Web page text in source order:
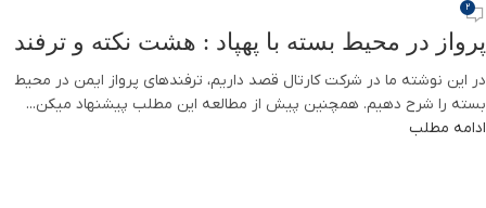
2
پرواز در محیط بسته با پهپاد : هشت نکته و ترفند
در این نوشته ما در شرکت کارتال قصد داریم، ترفندهای پرواز ایمن در محیط
بسته را شرح دهیم. همچنین پیش از مطالعه این مطلب پیشنهاد میکن...
ادامه مطلب